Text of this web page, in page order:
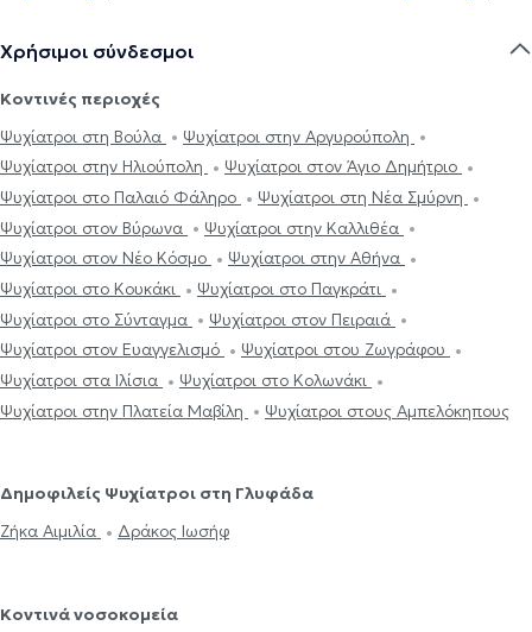
Χρήσιμοι σύνδεσμοι
Κοντινές περιοχές
Ψυχίατροι στη Βούλα
Ψυχίατροι στην Αργυρούπολη
Ψυχίατροι στην Ηλιούπολη
Ψυχίατροι στον Άγιο Δημήτριο
Ψυχίατροι στο Παλαιό Φάληρο
Ψυχίατροι στη Νέα Σμύρνη
Ψυχίατροι στον Βύρωνα
Ψυχίατροι στην Καλλιθέα
Ψυχίατροι στον Νέο Κόσμο
Ψυχίατροι στην Αθήνα
Ψυχίατροι στο Κουκάκι
Ψυχίατροι στο Παγκράτι
Ψυχίατροι στο Σύνταγμα
Ψυχίατροι στον Πειραιά
Ψυχίατροι στον Ευαγγελισμό
Ψυχίατροι στου Ζωγράφου
Ψυχίατροι στα Ιλίσια
Ψυχίατροι στο Κολωνάκι
Ψυχίατροι στην Πλατεία Μαβίλη
Ψυχίατροι στους Αμπελόκηπους
Δημοφιλείς Ψυχίατροι στη Γλυφάδα
Ζήκα Αιμιλία
Δράκος Ιωσήφ
Κοντινά νοσοκομεία